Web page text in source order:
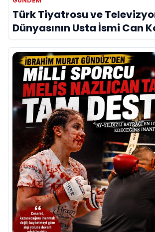
Türk Tiyatrosu ve
Dünyasının Usta İsmi Can
Hayatını Kaybetti